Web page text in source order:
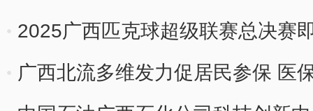
2025广西匹克球超级联赛总决赛
广西北流多维发力促居民参保 医